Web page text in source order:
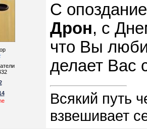
С
Дрон, с
что Вы
делает Вас
Всякий путь
взвешивает